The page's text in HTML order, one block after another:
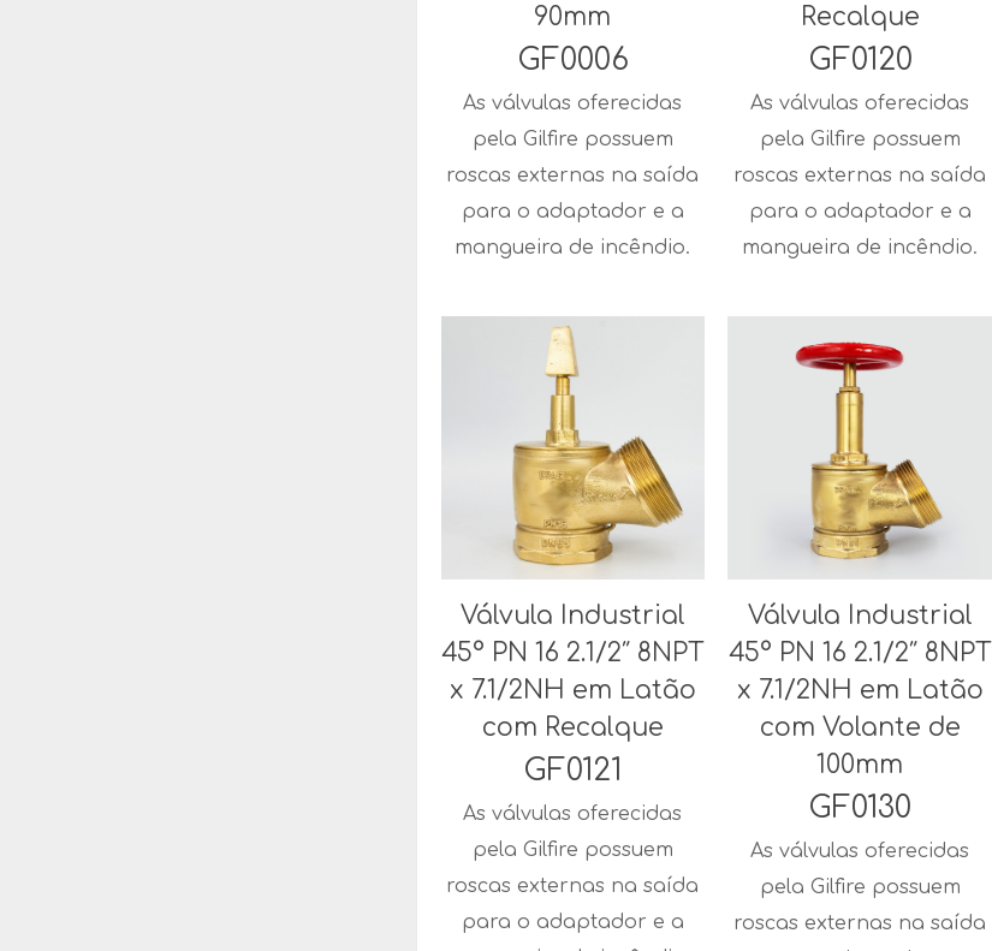
90mm
GF0006
As válvulas oferecidas
pela Gilfire possuem
roscas externas na saída
para o adaptador e a
mangueira de incêndio.
Recalque
GF0120
As válvulas oferecidas
pela Gilfire possuem
roscas externas na saída
para o adaptador e a
mangueira de incêndio.
Válvula Industrial
45° PN 16 2.1/2″ 8NPT
x 7.1/2NH em Latão
com Recalque
GF0121
As válvulas oferecidas
pela Gilfire possuem
roscas externas na saída
para o adaptador e a
Válvula Industrial
45° PN 16 2.1/2″ 8NPT
x 7.1/2NH em Latão
com Volante de
100mm
GF0130
As válvulas oferecidas
pela Gilfire possuem
roscas externas na saída